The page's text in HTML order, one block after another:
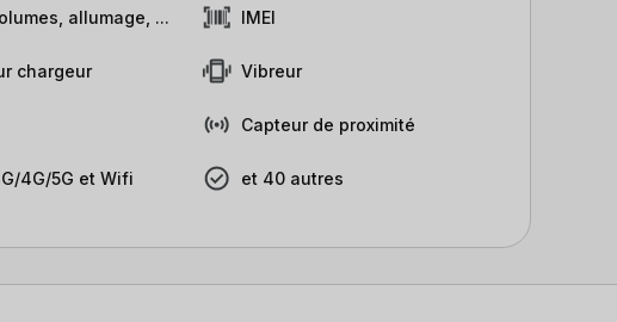
allumage, ...
chargeur
4G/5G et Wifi
IMEI
Vibreur
Capteur de proximité
et 40 autres